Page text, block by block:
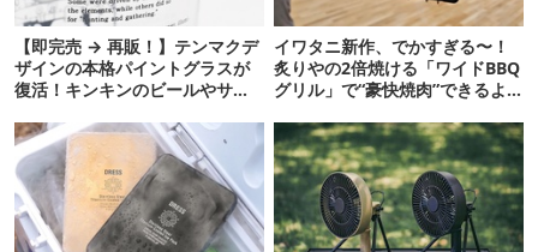
【即完売 → 再販！】テンマクデ
ザインの本格パイントグラスが
復活！キンキンのビールやサワ
イワタニ新作、でかすぎる〜！
炙りやの2倍焼ける「ワイドBBQ
グリル」で“豪快焼肉”できるよ